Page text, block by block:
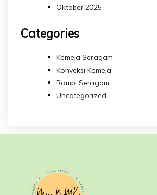
Oktober 2025
Categories
Kemeja Seragam
Konveksi Kemeja
Rompi Seragam
Uncategorized